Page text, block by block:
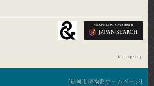
PageTop
福岡市博物館ホームページ